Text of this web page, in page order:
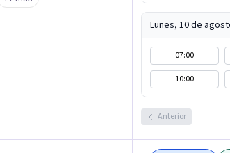
estar
Lunes, 10 de
07:00
10:00
Anterior